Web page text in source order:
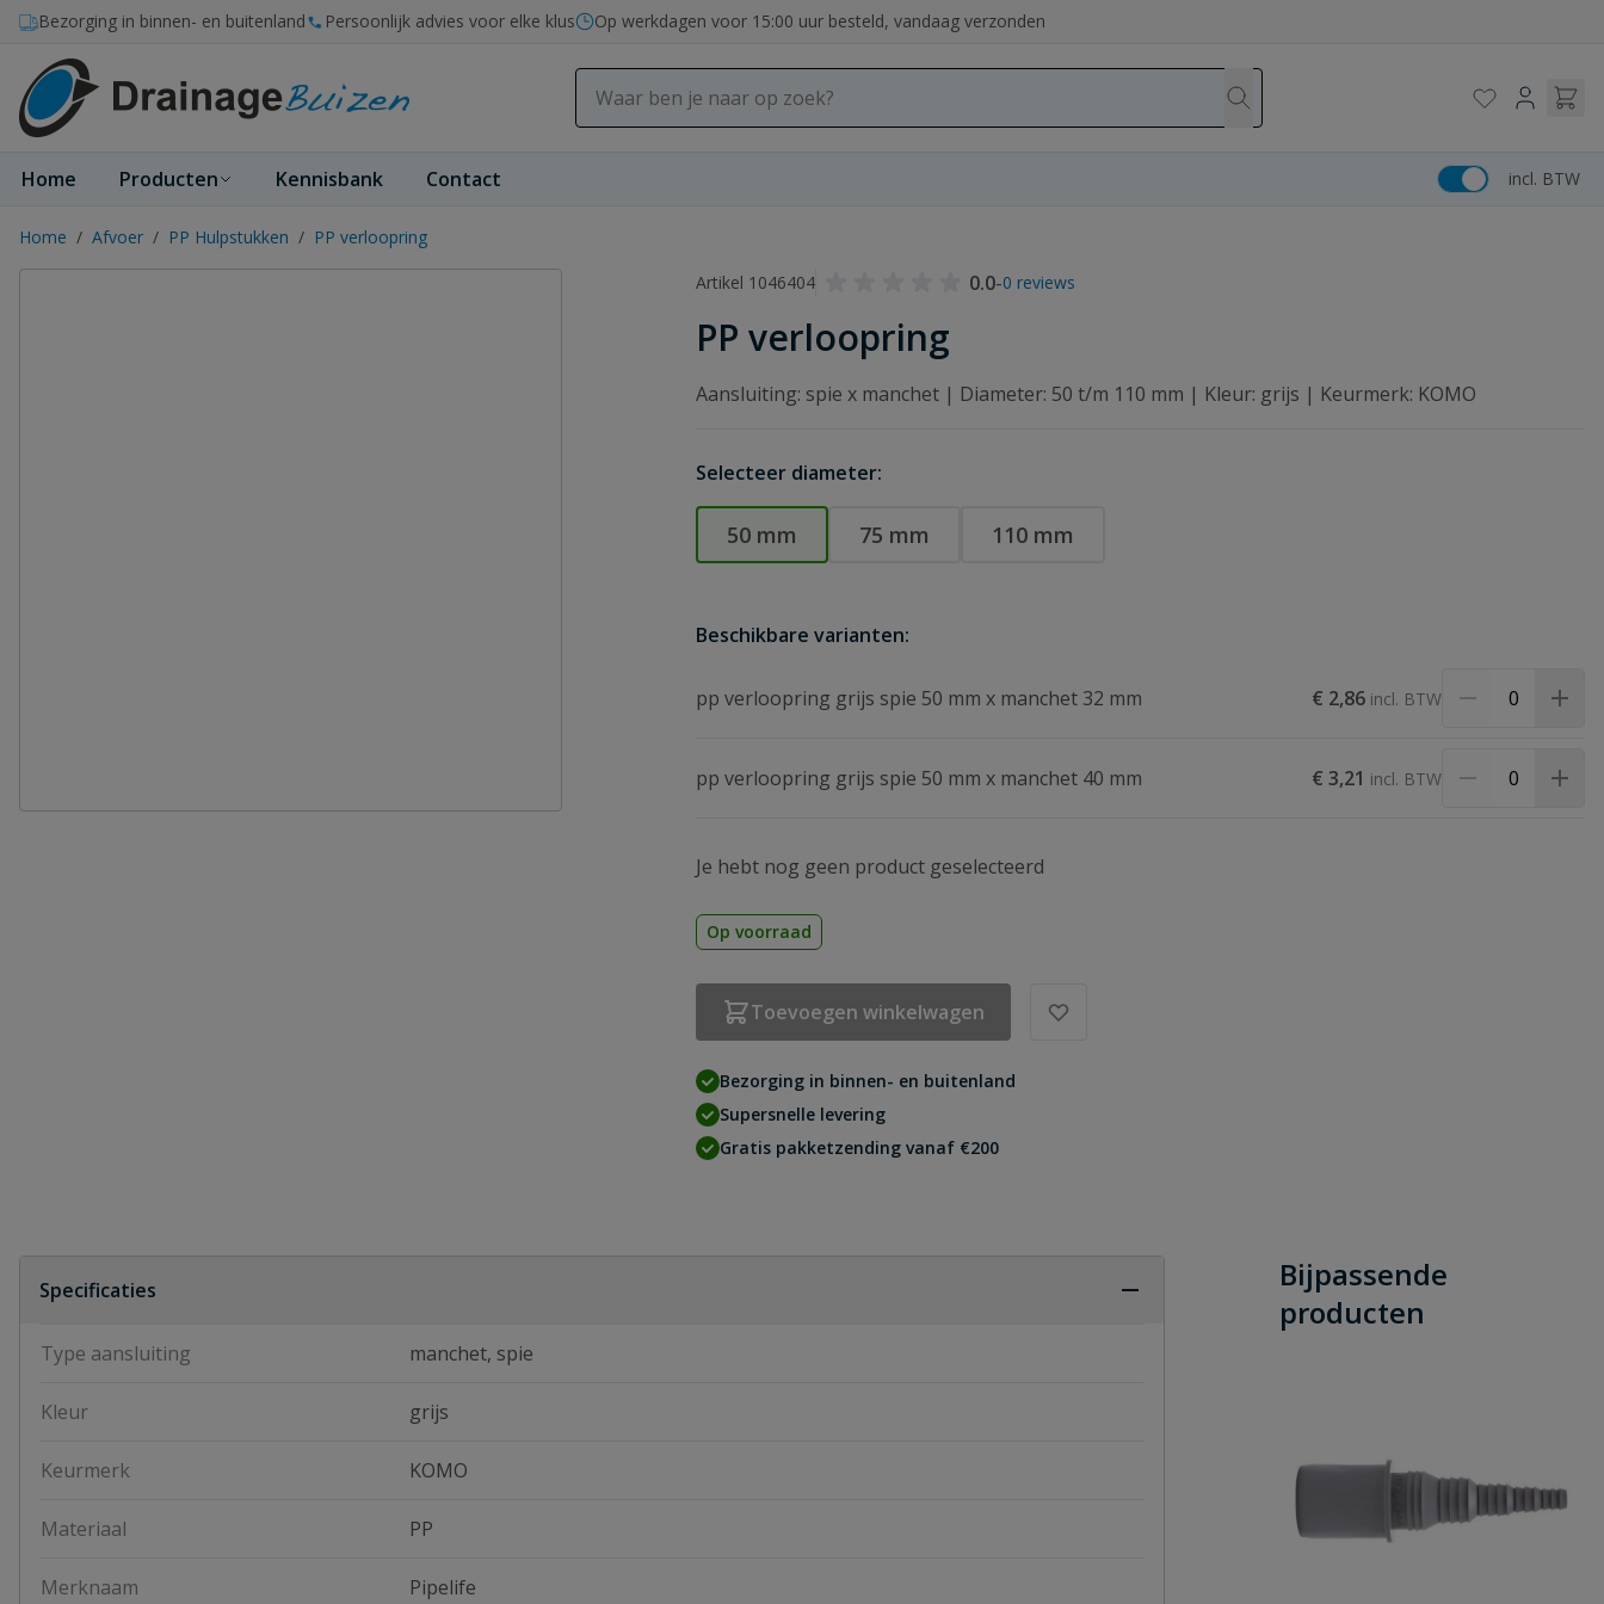
Ga naar de inhoud
Bezorging in binnen- en buitenland Persoonlijk advies voor elke klus Op werkdagen voor 15:00 uur besteld, vandaag verzonden
Home Producten Kennisbank Contact incl. BTW
Home / Afvoer / PP Hulpstukken / PP verloopring
Artikel 1046404
0.0-0 reviews
PP verloopring
Aansluiting: spie x manchet | Diameter: 50 t/m 110 mm | Kleur: grijs | Keurmerk: KOMO
Selecteer diameter:
50 mm 75 mm 110 mm
Beschikbare varianten:
pp verloopring grijs spie 50 mm x manchet 32 mm € 2,86
pp verloopring grijs spie 50 mm x manchet 40 mm € 3,21
Je hebt nog geen product geselecteerd
Op voorraad
Toevoegen winkelwagen
Bezorging in binnen- en buitenland
Supersnelle levering
Gratis pakketzending vanaf €200
Specificaties
Type aansluiting manchet, spie
Kleur grijs
Keurmerk KOMO
Materiaal PP
Merknaam Pipelife
Bijpassende
producten